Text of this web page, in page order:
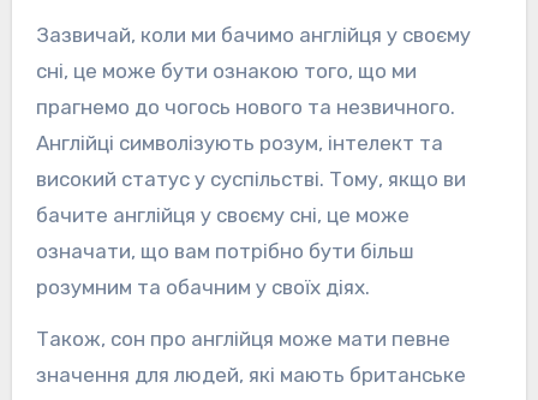
Зазвичай, коли ми бачимо англійця у своєму
сні, це може бути ознакою того, що ми
прагнемо до чогось нового та незвичного.
Англійці символізують розум, інтелект та
високий статус у суспільстві. Тому, якщо ви
бачите англійця у своєму сні, це може
означати, що вам потрібно бути більш
розумним та обачним у своїх діях.
Також, сон про англійця може мати певне
значення для людей, які мають британське